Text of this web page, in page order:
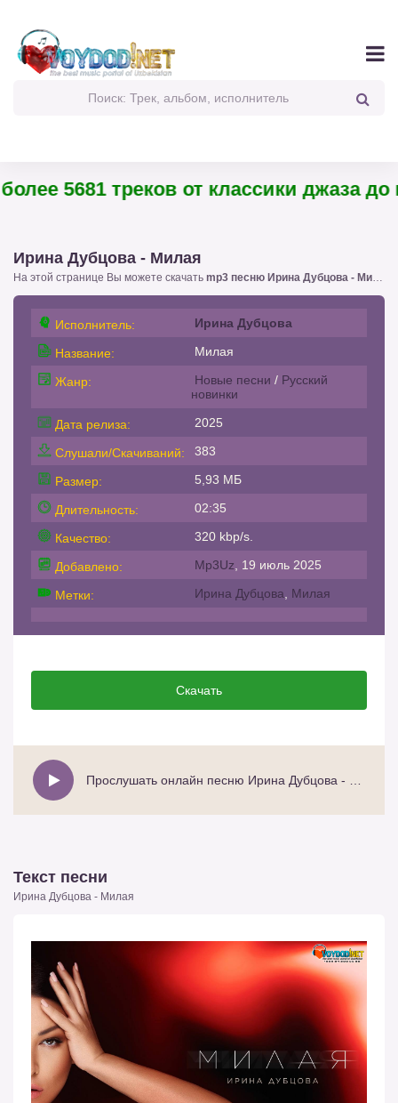
5681 треков от классики джаза до
Ирина Дубцова - Милая
На этой странице Вы можете скачать mp3 песню Ирина Дубцова - Милая
Исполнитель: Ирина Дубцова
Название: Милая
Жанр: Новые песни / Русский
новинки
Дата релиза: 2025
Слушали/Скачиваний: 383
Размер: 5,93 МБ
Длительность: 02:35
Качество: 320 kbp/s.
Добавлено: Mp3Uz , 19 июль 2025
Метки: Ирина Дубцова Милая
Скачать
Текст песни
Ирина Дубцова - Милая